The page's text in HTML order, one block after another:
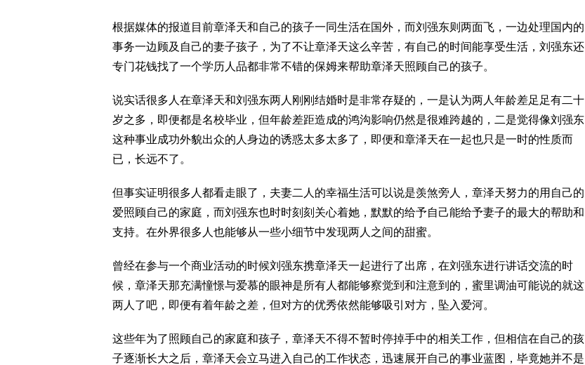
根据媒体的报道目前章泽天和自己的孩子一同生活在国外，而刘强东则两面飞，一边处理国内的
事务一边顾及自己的妻子孩子，为了不让章泽天这么辛苦，有自己的时间能享受生活，刘强东还
专门花钱找了一个学历人品都非常不错的保姆来帮助章泽天照顾自己的孩子。
说实话很多人在章泽天和刘强东两人刚刚结婚时是非常存疑的，一是认为两人年龄差足足有二十
岁之多，即便都是名校毕业，但年龄差距造成的鸿沟影响仍然是很难跨越的，二是觉得像刘强东
这种事业成功外貌出众的人身边的诱惑太多太多了，即便和章泽天在一起也只是一时的性质而
已，长远不了。
但事实证明很多人都看走眼了，夫妻二人的幸福生活可以说是羡煞旁人，章泽天努力的用自己的
爱照顾自己的家庭，而刘强东也时时刻刻关心着她，默默的给予自己能给予妻子的最大的帮助和
支持。在外界很多人也能够从一些小细节中发现两人之间的甜蜜。
曾经在参与一个商业活动的时候刘强东携章泽天一起进行了出席，在刘强东进行讲话交流的时
候，章泽天那充满憧憬与爱慕的眼神是所有人都能够察觉到和注意到的，蜜里调油可能说的就这
两人了吧，即便有着年龄之差，但对方的优秀依然能够吸引对方，坠入爱河。
这些年为了照顾自己的家庭和孩子，章泽天不得不暂时停掉手中的相关工作，但相信在自己的孩
子逐渐长大之后，章泽天会立马进入自己的工作状态，迅速展开自己的事业蓝图，毕竟她并不是